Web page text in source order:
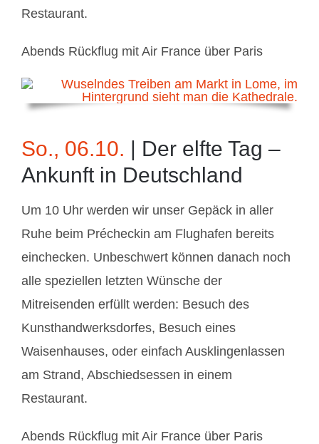
Restaurant.
Abends Rückflug mit Air France über Paris
So., 06.10. | Der elfte Tag –
Ankunft in Deutschland
Um 10 Uhr werden wir unser Gepäck in aller
Ruhe beim Précheckin am Flughafen bereits
ein­checken. Unbeschwert können danach noch
alle speziellen letzten Wünsche der
Mitreisenden erfüllt werden: Besuch des
Kunsthandwerksdorfes, Besuch eines
Waisenhauses, oder einfach Ausklingenlassen
am Strand, Abschiedsessen in einem
Restaurant.
Abends Rückflug mit Air France über Paris